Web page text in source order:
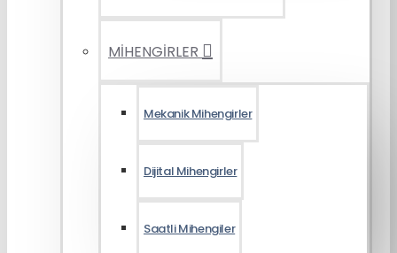
MİHENGİRLER
Mekanik Mihengirler
Dijital Mihengirler
Saatli Mihengiler